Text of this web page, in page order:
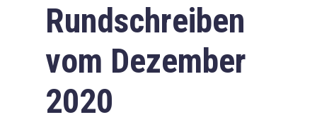
Rundschreiben
vom Dezember
2020